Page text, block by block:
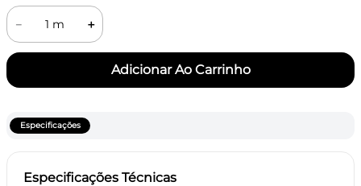
＋
－
Especificações
Especificações Técnicas